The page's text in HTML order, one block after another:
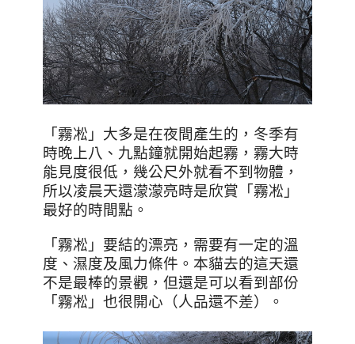
「霧凇」大多是在夜間產生的，冬季有
時晚上八、九點鐘就開始起霧，霧大時
能見度很低，幾公尺外就看不到物體，
所以凌晨天還濛濛亮時是欣賞「霧凇」
最好的時間點。
「霧凇」要結的漂亮，需要有一定的溫
度、濕度及風力條件。本貓去的這天還
不是最棒的景觀，但還是可以看到部份
「霧凇」也很開心（人品還不差）
。